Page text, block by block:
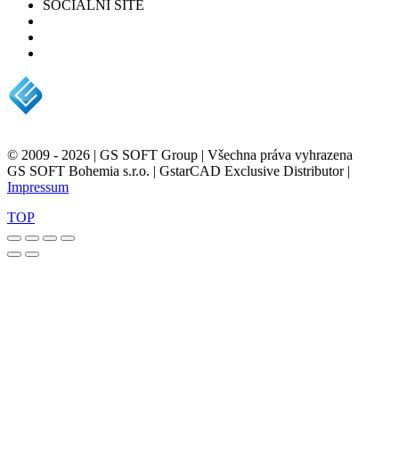
SOCIÁLNÍ SÍTĚ
© 2009 - 2026 | GS SOFT Group | Všechna práva vyhrazena
GS SOFT Bohemia s.r.o. | GstarCAD Exclusive Distributor |
Impressum
TOP